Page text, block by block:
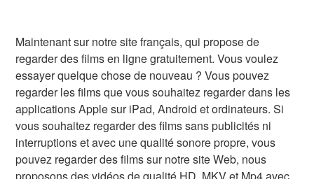
Maintenant sur notre site français, qui propose de
regarder des films en ligne gratuitement. Vous voulez
essayer quelque chose de nouveau ? Vous pouvez
regarder les films que vous souhaitez regarder dans les
applications Apple sur iPad, Android et ordinateurs. Si
vous souhaitez regarder des films sans publicités ni
interruptions et avec une qualité sonore propre, vous
pouvez regarder des films sur notre site Web, nous
proposons des vidéos de qualité HD, MKV et Mp4 avec